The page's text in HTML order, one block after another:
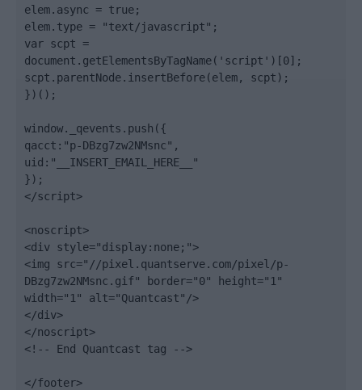
elem.async = true;
elem.type = "text/javascript";
var scpt =
document.getElementsByTagName('script')[0];
scpt.parentNode.insertBefore(elem, scpt);
})();
window._qevents.push({
qacct:"p-DBzg7zw2NMsnc",
uid:"__INSERT_EMAIL_HERE__"
});
</script>
<noscript>
<div style="display:none;">
<img src="//pixel.quantserve.com/pixel/p-
DBzg7zw2NMsnc.gif" border="0" height="1"
width="1" alt="Quantcast"/>
</div>
</noscript>
<!-- End Quantcast tag -->
</footer>